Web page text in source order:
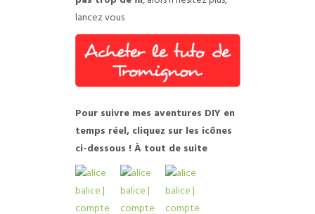
lancez vous
Pour suivre mes aventures DIY en
temps réel, cliquez sur les icônes
ci-dessous ! À tout de suite